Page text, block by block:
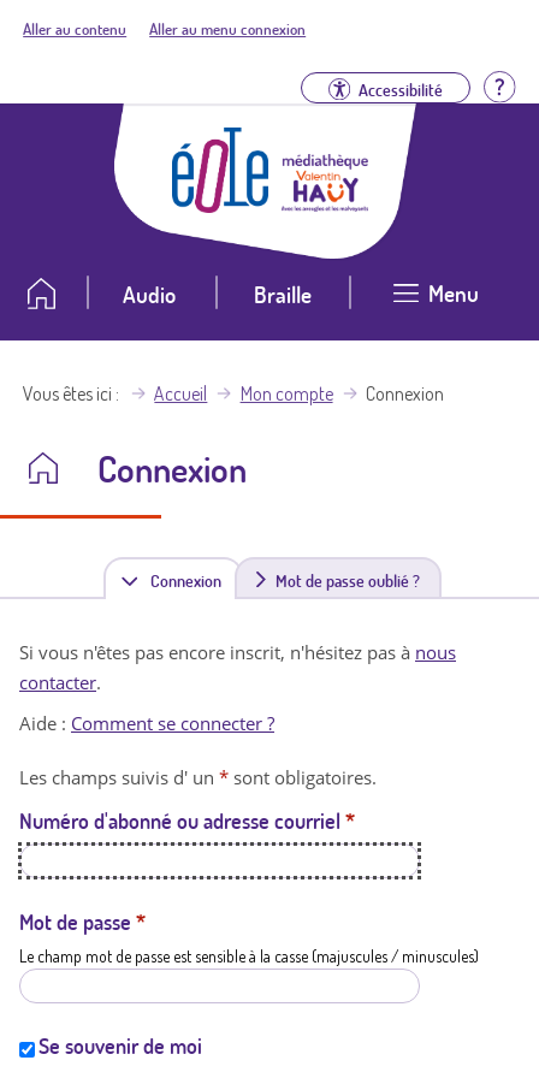
Aller au contenu Aller au menu connexion
Accessibilité
Audio Braille Menu
Vous êtes ici Accueil Mon compte Connexion
Connexion
Connexion(
n
t
a
t
i
Mot de passe oublié ?
Si vous n'êtes pas encore inscrit, n'hésitez pas à nous
contacter.
Aide : Comment se connecter ?
Les champs suivis d' un * sont obligatoires.
Numéro d'abonné ou adresse courriel *
Mot de passe *
Le champ mot de passe est sensible à la casse (majuscules / minuscules)
Se souvenir de moi